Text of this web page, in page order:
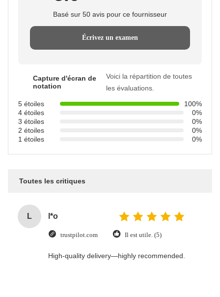
Basé sur 50 avis pour ce fournisseur
Écrivez un examen
Capture d'écran de
notation
Voici la répartition de toutes
les évaluations.
5 étoiles
100%
4 étoiles
0%
3 étoiles
0%
2 étoiles
0%
1 étoiles
0%
Toutes les critiques
L l*o
trustpilot.com Il est utile. (5)
High-quality delivery—highly recommended.